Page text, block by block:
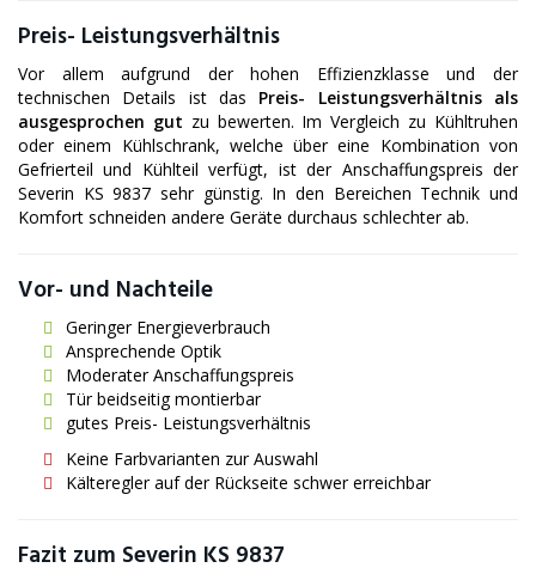
Preis- Leistungsverhältnis
Vor allem aufgrund der hohen Effizienzklasse und der
technischen Details ist das Preis- Leistungsverhältnis als
ausgesprochen gut zu bewerten. Im Vergleich zu Kühltruhen
oder einem Kühlschrank, welche über eine Kombination von
Gefrierteil und Kühlteil verfügt, ist der Anschaffungspreis der
Severin KS 9837 sehr günstig. In den Bereichen Technik und
Komfort schneiden andere Geräte durchaus schlechter ab.
Vor- und Nachteile
Geringer Energieverbrauch
Ansprechende Optik
Moderater Anschaffungspreis
Tür beidseitig montierbar
gutes Preis- Leistungsverhältnis
Keine Farbvarianten zur Auswahl
Kälteregler auf der Rückseite schwer erreichbar
Fazit zum Severin KS 9837